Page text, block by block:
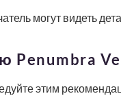
могут видеть
Penumbra
этим